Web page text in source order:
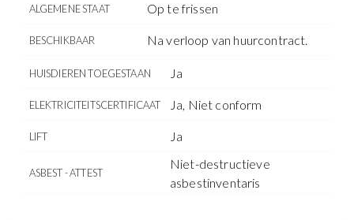
ALGEMENE STAAT Op te frissen
BESCHIKBAAR Na verloop van huurcontract.
HUISDIEREN TOEGESTAAN Ja
ELEKTRICITEITSCERTIFICAAT Ja, Niet conform
LIFT Ja
ASBEST - ATTEST
Niet-destructieve
asbestinventaris